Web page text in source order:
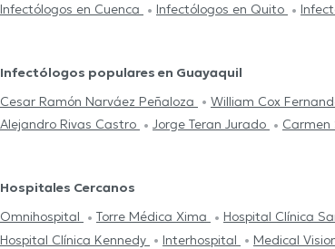
Infectólogos en Cuenca
Infectólogos en Quito
Infectólogos populares en Guayaquil
Cesar Ramón Narváez Peñaloza
William Cox
Alejandro Rivas Castro
Jorge Teran Jurado Carmen
Hospitales Cercanos
Omnihospital
Torre Médica Xima Hospital Clínica
Hospital Clínica Kennedy
Interhospital
Medical